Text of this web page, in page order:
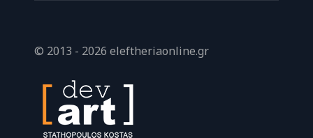
© 2013 - 2026 eleftheriaonline.gr